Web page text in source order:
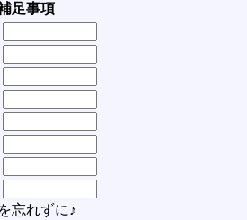
足事項
忘れずに♪